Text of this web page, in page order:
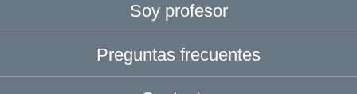
Soy profesor
Preguntas frecuentes